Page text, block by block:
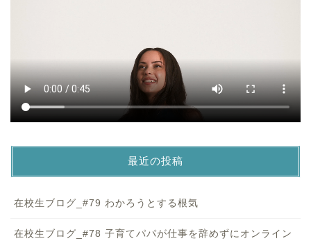
最近の投稿
在校生ブログ_#79 わかろうとする根気
在校生ブログ_#78 子育てパパが仕事を辞めずにオンライン